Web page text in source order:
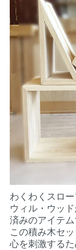
わくわくスロ
ウィル・ウッ
済みのアイテム
この積み木セ
心を刺激するた